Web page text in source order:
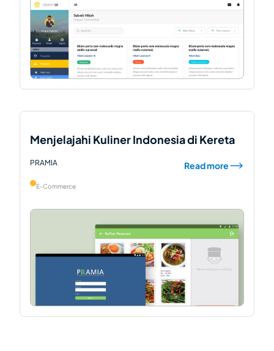
Menjelajahi Kuliner Indonesia di Kereta
PRAMIA
E-Commerce
Read more